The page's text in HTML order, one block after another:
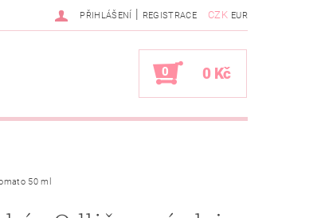
CZK EUR
PŘIHLÁŠENÍ | REGISTRACE
0 0 Kč
50 ml